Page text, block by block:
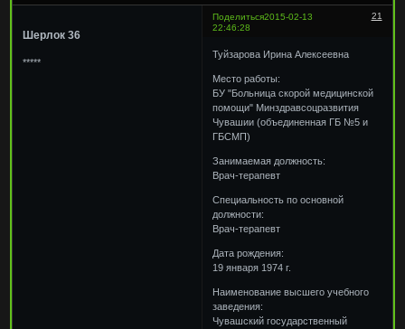
Поделиться 21
2015-02-13
22:46:28
Шерлок 36
*****
Туйзарова Ирина Алексеевна
Место работы:
БУ "Больница скорой медицинской
помощи" Минздравсоцразвития
Чувашии (объединенная ГБ №5 и
ГБСМП)
Занимаемая должность:
Врач-терапевт
Специальность по основной
должности:
Врач-терапевт
Дата рождения:
19 января 1974 г.
Наименование высшего учебного
заведения:
Чувашский государственный